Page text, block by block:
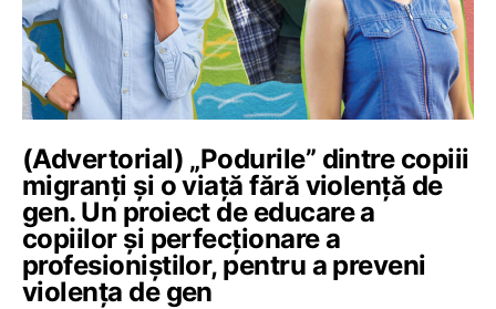
(Advertorial) „Podurile” dintre copiii
migranți și o viață fără violență de
gen. Un proiect de educare a
copiilor și perfecționare a
profesioniștilor, pentru a preveni
violența de gen